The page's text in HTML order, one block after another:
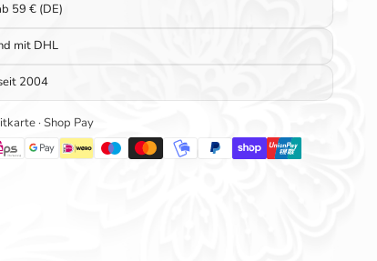
59 € (DE)
mit DHL
2004
· Shop Pay